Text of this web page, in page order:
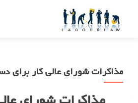
مذاکرات شورای عالی کار برای